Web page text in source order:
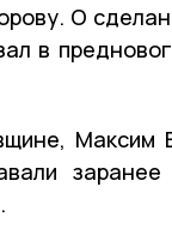
О
в
Максим
заранее